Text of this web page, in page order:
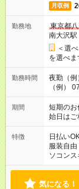
月収例
勤務地
東京都
南大沢駅
＜選
を選べま
勤務時間
夜勤（
（例）
20:00※
あれば
なります
ください
期間
短期の
始日は
特徴 日払い
服装自由
ソコン
気になる！